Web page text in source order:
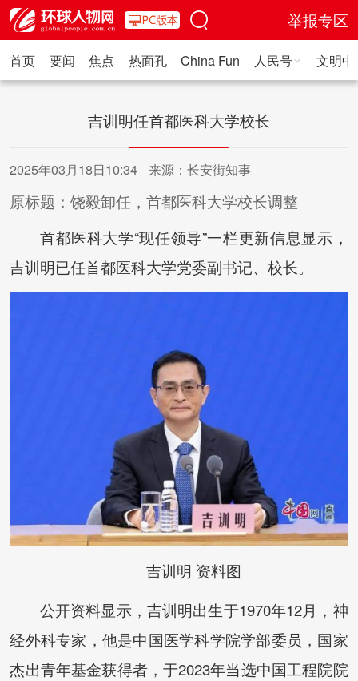
举报专区
首页 要闻 焦点 热面孔 China Fun 人民号 文明
吉训明任首都医科大学校长
2025年03月18日10:34 来源：长安街知事
原标题：饶毅卸任，首都医科大学校长调整
首都医科大学“现任领导”一栏更新信息显示，
吉训明已任首都医科大学党委副书记、校长。
吉训明 资料图
公开资料显示，吉训明出生于1970年12月，神
经外科专家，他是中国医学科学院学部委员，国家
杰出青年基金获得者，于2023年当选中国工程院院